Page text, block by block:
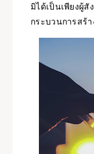
มิได้เป็นเพียงผู้
กระบวนการสร้